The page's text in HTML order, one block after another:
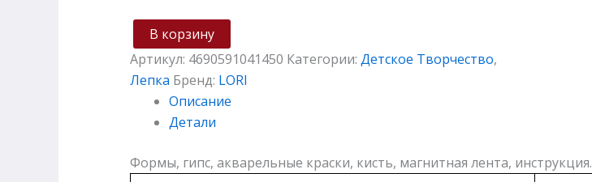
В корзину
Артикул: 4690591041450 Категории: Детское Творчество,
Лепка Бренд: LORI
Описание
Детали
Формы, гипс, акварельные краски, кисть, магнитная лента, инструкция.